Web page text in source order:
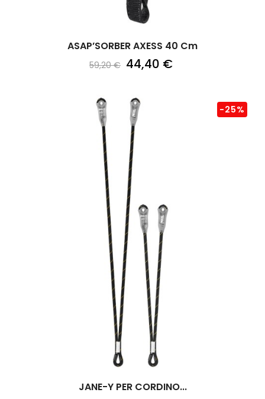
ASAP’SORBER AXESS 40 Cm
59,20 € 44,40 €
JANE-Y PER CORDINO...
-25%